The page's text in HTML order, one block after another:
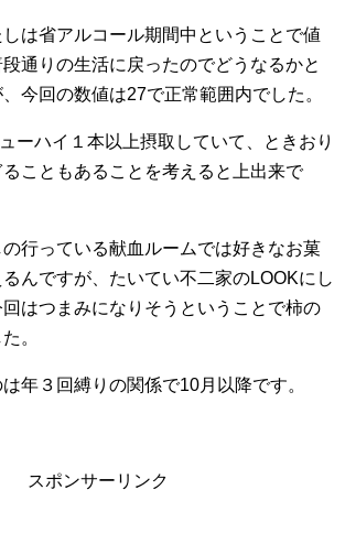
は省アルコール期間中ということで値
通りの生活に戻ったのでどうなるかと
今回の数値は27で正常範囲内でした。
ーハイ１本以上摂取していて、ときおり
こともあることを考えると上出来で
行っている献血ルームでは好きなお菓
んですが、たいてい不二家のLOOKにし
はつまみになりそうということで柿の
。
年３回縛りの関係で10月以降です。
スポンサーリンク